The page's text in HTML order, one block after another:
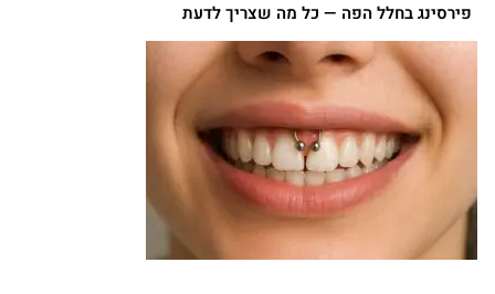
פירסינג בחלל הפה — כל מה שצריך לדעת